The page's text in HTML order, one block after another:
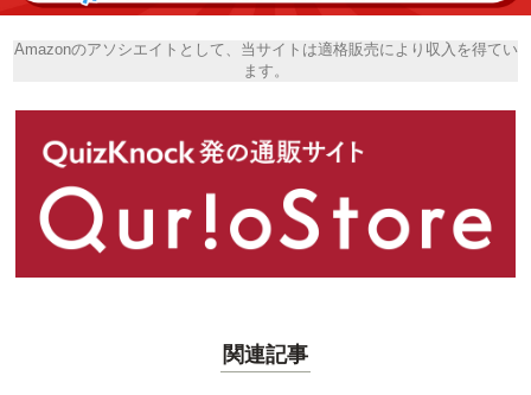
Amazonのアソシエイトとして、当サイトは適格販売により収入を得てい
ます。
関連記事